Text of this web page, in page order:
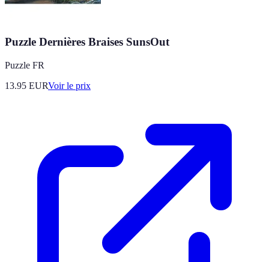
Puzzle Dernières Braises SunsOut
Puzzle FR
13.95 EURVoir le prix